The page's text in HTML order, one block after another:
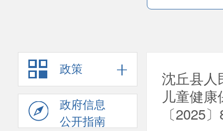
政策
政府信息
公开指南
沈丘县人
儿童健
〔2025